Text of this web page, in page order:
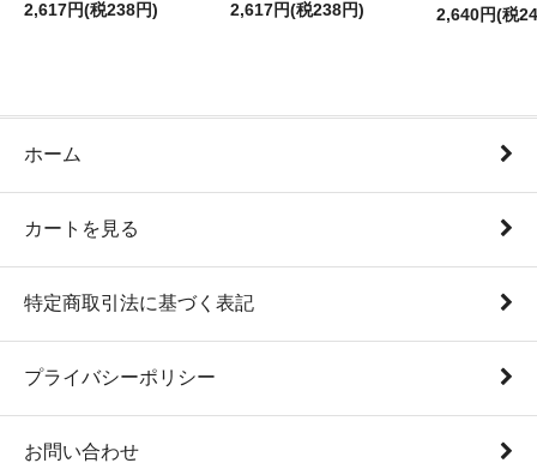
2,617円(税238円)
2,617円(税238円)
2,640円(税
ホーム
カートを見る
特定商取引法に基づく表記
プライバシーポリシー
お問い合わせ